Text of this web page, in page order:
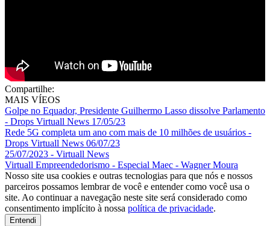
Compartilhe:
MAIS VÍEOS
Golpe no Equador, Presidente Guilhermo Lasso dissolve Parlamento
- Drops Virtuall News 17/05/23
Rede 5G completa um ano com mais de 10 milhões de usuários -
Drops Virtuall News 06/07/23
25/07/2023 - Virtuall News
Virtuall Empreendedorismo - Especial Maec - Wagner Moura
Nosso site usa cookies e outras tecnologias para que nós e nossos
parceiros possamos lembrar de você e entender como você usa o
site. Ao continuar a navegação neste site será considerado como
consentimento implícito à nossa política de privacidade.
Entendi